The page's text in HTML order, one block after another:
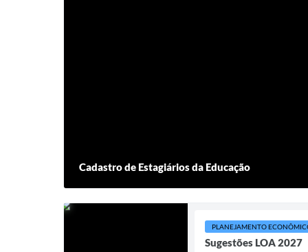
Cadastro de Estagiários da Educação
PLANEJAMENTO
Sugestões LOA 2027